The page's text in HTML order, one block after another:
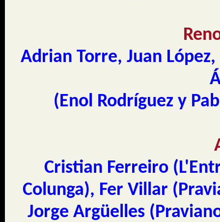
Adrian Torre, Juan
(Enol Rodríguez y
Cristian Ferreiro
Colunga), Fer Villar
Jorge Argüelles